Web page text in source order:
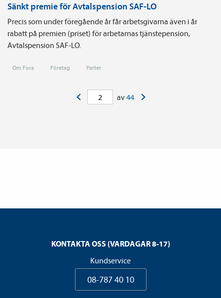
Sänkt premie för Avtalspension SAF-LO
Precis som under föregående år får arbetsgivarna även i år
rabatt på premien (priset) för arbetarnas tjänste­pension,
Avtals­pension SAF-LO.
Om Fora Företag Parter
av44
KONTAKTA OSS (VARDAGAR 8-17)
Kundservice
08-787 40 10